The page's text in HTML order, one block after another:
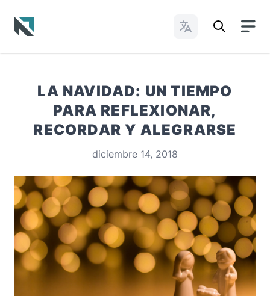
Cambiar idioma
LA NAVIDAD: UN TIEMPO
PARA REFLEXIONAR,
RECORDAR Y ALEGRARSE
diciembre 14, 2018